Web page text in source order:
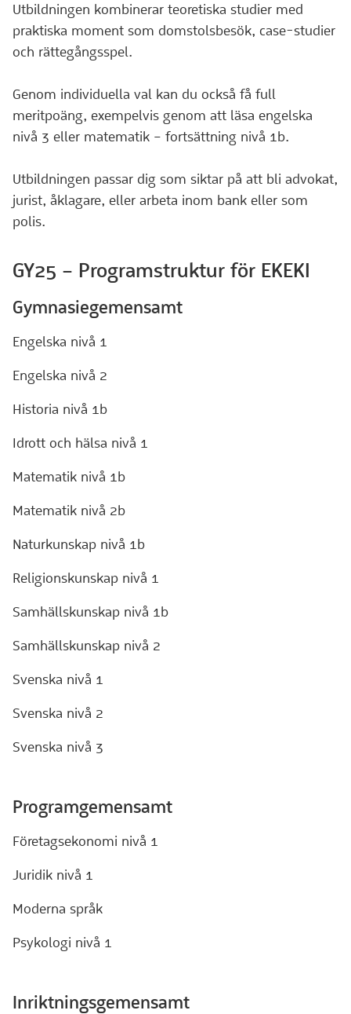
Utbildningen kombinerar teoretiska studier med
praktiska moment som domstolsbesök, case-studier
och rättegångsspel.
Genom individuella val kan du också få full
meritpoäng, exempelvis genom att läsa engelska
nivå 3 eller matematik – fortsättning nivå 1b.
Utbildningen passar dig som siktar på att bli advokat,
jurist, åklagare, eller arbeta inom bank eller som
polis.
GY25 – Programstruktur för EKEKI
Gymnasiegemensamt
Engelska nivå 1
Engelska nivå 2
Historia nivå 1b
Idrott och hälsa nivå 1
Matematik nivå 1b
Matematik nivå 2b
Naturkunskap nivå 1b
Religionskunskap nivå 1
Samhällskunskap nivå 1b
Samhällskunskap nivå 2
Svenska nivå 1
Svenska nivå 2
Svenska nivå 3
Programgemensamt
Företagsekonomi nivå 1
Juridik nivå 1
Moderna språk
Psykologi nivå 1
Inriktningsgemensamt